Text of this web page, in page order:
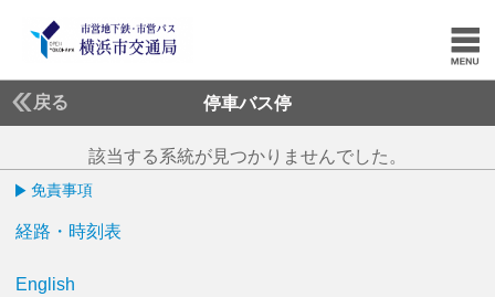
戻る 停車バス停
該当する系統が見つかりませんでした。
免責事項
経路・時刻表
English